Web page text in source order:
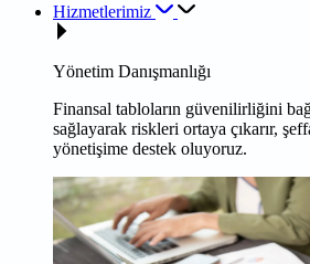
Hizmetlerimiz
Yönetim Danışmanlığı
Finansal tabloların güvenilirliğini
sağlayarak riskleri ortaya çıkarır,
yönetişime destek oluyoruz.